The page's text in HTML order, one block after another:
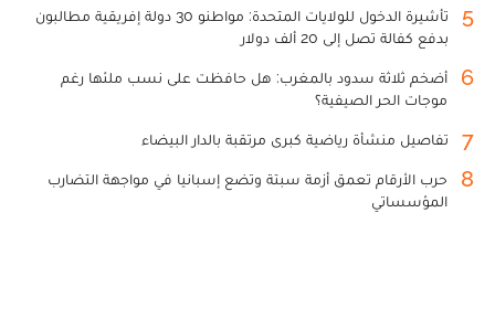
5
تأشيرة الدخول للولايات المتحدة: مواطنو 30 دولة إفريقية مطالبون
بدفع كفالة تصل إلى 20 ألف دولار
6
أضخم ثلاثة سدود بالمغرب: هل حافظت على نسب ملئها رغم
موجات الحر الصيفية؟
7 تفاصيل منشأة رياضية كبرى مرتقبة بالدار البيضاء
8
حرب الأرقام تعمق أزمة سبتة وتضع إسبانيا في مواجهة التضارب
المؤسساتي